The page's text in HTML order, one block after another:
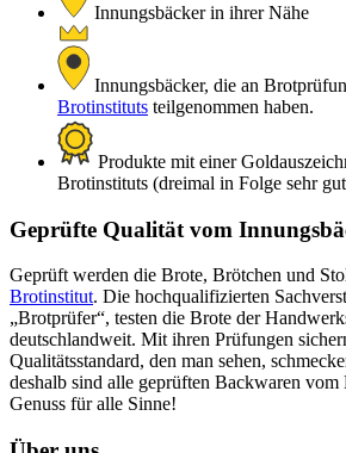
Innungsbäcker in ihrer Nähe
Innungsbäcker, die an
Brotinstituts teilgenommen haben.
Produkte mit einer
Brotinstituts (dreimal in Folge sehr
Geprüfte Qualität vom
Geprüft werden die Brote, Brötchen und
Brotinstitut. Die hochqualifizierten
„Brotprüfer“, testen die Brote der
deutschlandweit. Mit ihren Prüfungen
Qualitätsstandard, den man sehen,
deshalb sind alle geprüften Backwaren vom
Genuss für alle Sinne!